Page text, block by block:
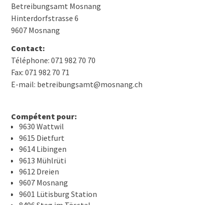
Betreibungsamt Mosnang
Hinterdorfstrasse 6
9607 Mosnang
Contact:
Téléphone: 071 982 70 70
Fax: 071 982 70 71
E-mail: betreibungsamt@mosnang.ch
Compétent pour:
9630 Wattwil
9615 Dietfurt
9614 Libingen
9613 Mühlrüti
9612 Dreien
9607 Mosnang
9601 Lütisburg Station